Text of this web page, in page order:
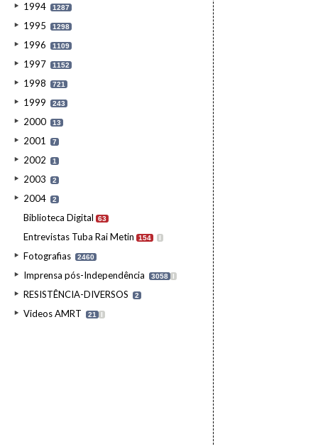
1994 1287
1995 1298
1996 1109
1997 1152
1998 721
1999 243
2000 13
2001 7
2002 1
2003 2
2004 2
Biblioteca Digital 63
Entrevistas Tuba Rai Metin 154 I
Fotografias 2460
Imprensa pós-Independência 3058 I
RESISTÊNCIA-DIVERSOS 2
Videos AMRT 21 I